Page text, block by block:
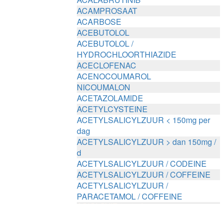
ACAMPROSAAT
ACARBOSE
ACEBUTOLOL
ACEBUTOLOL /
HYDROCHLOORTHIAZIDE
ACECLOFENAC
ACENOCOUMAROL
NICOUMALON
ACETAZOLAMIDE
ACETYLCYSTEINE
ACETYLSALICYLZUUR < 150mg per
dag
ACETYLSALICYLZUUR > dan 150mg /
d
ACETYLSALICYLZUUR / CODEINE
ACETYLSALICYLZUUR / COFFEINE
ACETYLSALICYLZUUR /
PARACETAMOL / COFFEINE